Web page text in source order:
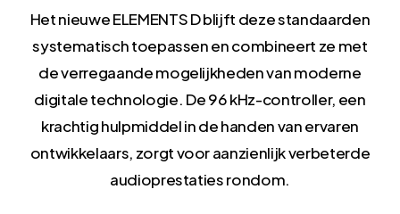
Het nieuwe ELEMENTS D blijft deze standaarden
systematisch toepassen en combineert ze met
de verregaande mogelijkheden van moderne
digitale technologie. De 96 kHz-controller, een
krachtig hulpmiddel in de handen van ervaren
ontwikkelaars, zorgt voor aanzienlijk verbeterde
audioprestaties rondom.